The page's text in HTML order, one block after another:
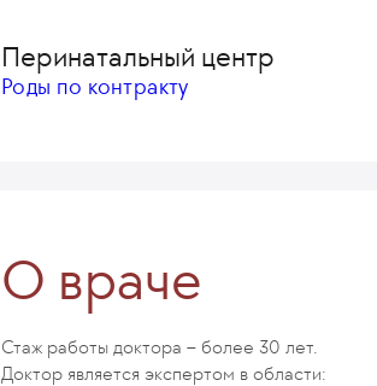
Перинатальный центр
Роды по контракту
О враче
Стаж работы доктора – более 30 лет.
Доктор является экспертом в области: